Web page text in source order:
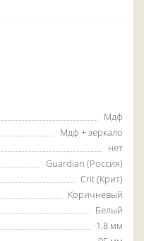
Мдф
Мдф + зеркало
нет
Guardian (Россия)
Crit (Крит)
Коричневый
Белый
1.8 мм